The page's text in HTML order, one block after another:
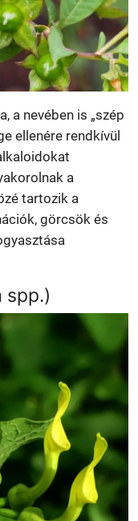
a nevében is „szép
ellenére rendkívül
a
tartozik a
görcsök és
spp.)